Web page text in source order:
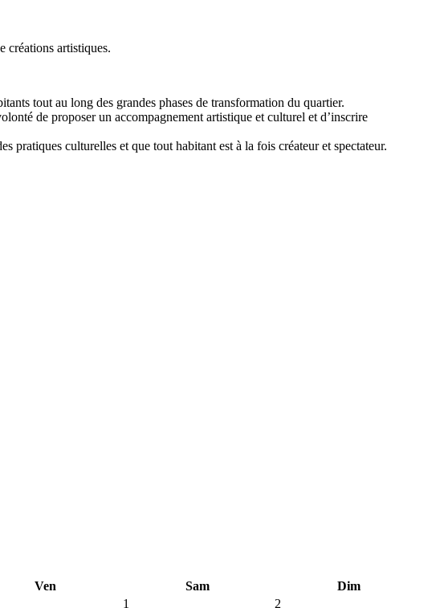
créations artistiques.
tout au long des grandes phases de transformation du quartier.
de proposer un accompagnement artistique et culturel et d’inscrire
pratiques culturelles et que tout habitant est à la fois créateur et spectateur.
Ven Sam
Dim
1
2